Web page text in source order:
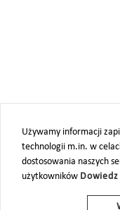
Używamy informacji
technologii m.in. w
dostosowania naszych
użytkowników